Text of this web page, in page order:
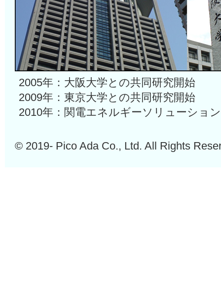
2005年：大阪大学との共同研究開始
2009年：東京大学との共同研究開始
2010年：関電エネルギーソリューショ
© 2019- Pico Ada Co., Ltd. All Rights